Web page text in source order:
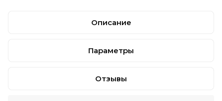
Описание
Параметры
Отзывы